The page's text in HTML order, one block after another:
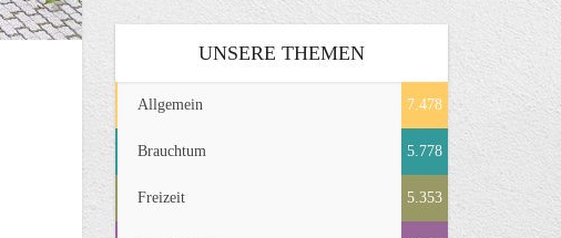
UNSERE THEMEN
Allgemein 7.478
Brauchtum 5.778
Freizeit 5.353